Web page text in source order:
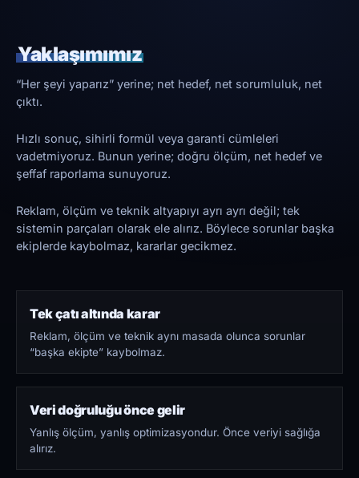
Yaklaşımımız
“Her şeyi yaparız” yerine; net hedef, net sorumluluk, net
çıktı.
Hızlı sonuç, sihirli formül veya garanti cümleleri
vadetmiyoruz. Bunun yerine; doğru ölçüm, net hedef ve
şeffaf raporlama sunuyoruz.
Reklam, ölçüm ve teknik altyapıyı ayrı ayrı değil; tek
sistemin parçaları olarak ele alırız. Böylece sorunlar başka
ekiplerde kaybolmaz, kararlar gecikmez.
Tek çatı altında karar
Reklam, ölçüm ve teknik aynı masada olunca sorunlar
“başka ekipte” kaybolmaz.
Veri doğruluğu önce gelir
Yanlış ölçüm, yanlış optimizasyondur. Önce veriyi sağlığa
alırız.